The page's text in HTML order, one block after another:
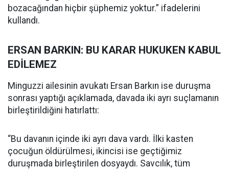
bozacağından hiçbir şüphemiz yoktur.” ifadelerini
kullandı.
ERSAN BARKIN: BU KARAR HUKUKEN KABUL
EDİLEMEZ
Minguzzi ailesinin avukatı Ersan Barkın ise duruşma
sonrası yaptığı açıklamada, davada iki ayrı suçlamanın
birleştirildiğini hatırlattı:
“Bu davanın içinde iki ayrı dava vardı. İlki kasten
çocuğun öldürülmesi, ikincisi ise geçtiğimiz
duruşmada birleştirilen dosyaydı. Savcılık, tüm